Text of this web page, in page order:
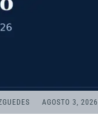
AGOSTO 3, 2026